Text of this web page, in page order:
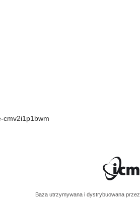
cmv2i1p1bwm
Baza utrzymywana i dystrybuowana przez